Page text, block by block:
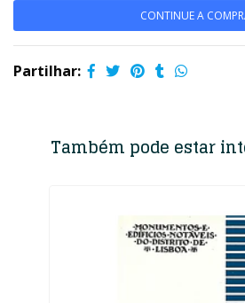
CONTINUE A
Partilhar:
Também pode estar